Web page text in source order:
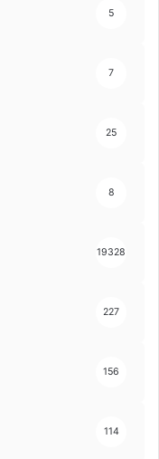
5
7
25
8
19328
227
156
114